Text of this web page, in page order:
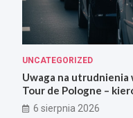
UNCATEGORIZED
Uwaga na utrudnienia
Tour de Pologne –
przygotowani!
6 sierpnia 2026